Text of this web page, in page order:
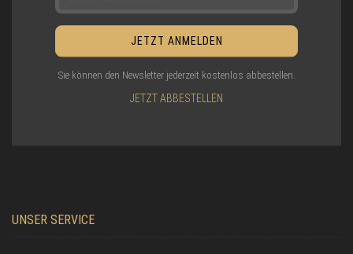
Sie können den Newsletter jederzeit kostenlos abbestellen.
JETZT ABBESTELLEN
UNSER SERVICE